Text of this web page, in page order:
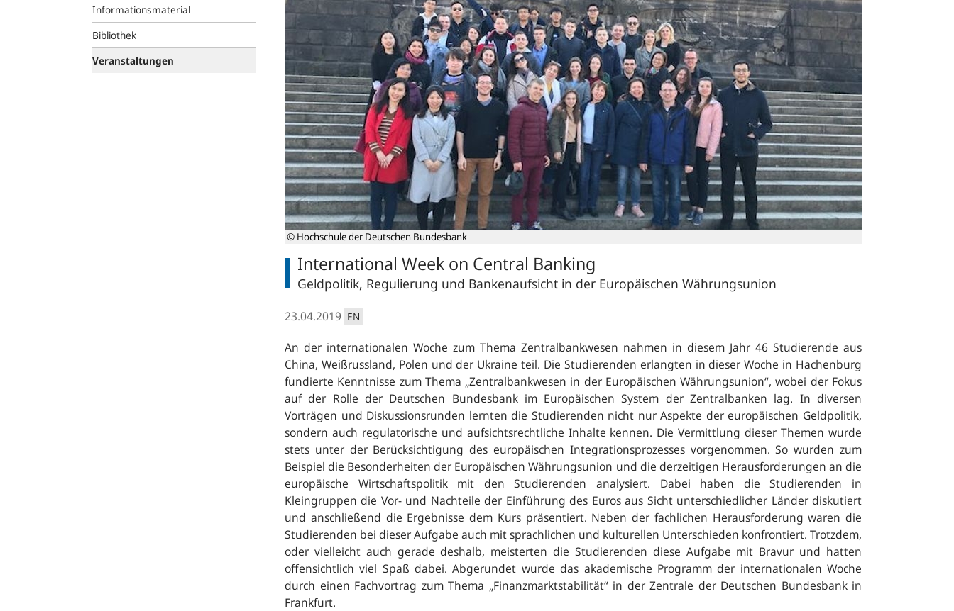
Informationsmaterial
Bibliothek
Veranstaltungen
© Hochschule der Deutschen Bundesbank
International Week on Central Banking
Geldpolitik, Regulierung und Bankenaufsicht in der Europäischen Währungsunion
23.04.2019 EN
An der internationalen Woche zum Thema Zentralbankwesen nahmen in diesem Jahr 46 Studierende aus
China, Weißrussland, Polen und der Ukraine teil. Die Studierenden erlangten in dieser Woche in Hachenburg
fundierte Kenntnisse zum Thema „Zentralbankwesen in der Europäischen Währungsunion“, wobei der Fokus
auf der Rolle der Deutschen Bundesbank im Europäischen System der Zentralbanken lag. In diversen
Vorträgen und Diskussionsrunden lernten die Studierenden nicht nur Aspekte der europäischen Geldpolitik,
sondern auch regulatorische und aufsichtsrechtliche Inhalte kennen. Die Vermittlung dieser Themen wurde
stets unter der Berücksichtigung des europäischen Integrationsprozesses vorgenommen. So wurden zum
Beispiel die Besonderheiten der Europäischen Währungsunion und die derzeitigen Herausforderungen an die
europäische Wirtschaftspolitik mit den Studierenden analysiert. Dabei haben die Studierenden in
Kleingruppen die Vor- und Nachteile der Einführung des Euros aus Sicht unterschiedlicher Länder diskutiert
und anschließend die Ergebnisse dem Kurs präsentiert. Neben der fachlichen Herausforderung waren die
Studierenden bei dieser Aufgabe auch mit sprachlichen und kulturellen Unterschieden konfrontiert. Trotzdem,
oder vielleicht auch gerade deshalb, meisterten die Studierenden diese Aufgabe mit Bravur und hatten
offensichtlich viel Spaß dabei. Abgerundet wurde das akademische Programm der internationalen Woche
durch einen Fachvortrag zum Thema „Finanzmarktstabilität“ in der Zentrale der Deutschen Bundesbank in
Frankfurt.